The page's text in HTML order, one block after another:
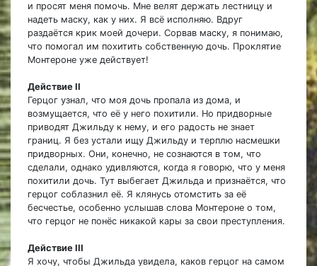
и просят меня помочь. Мне велят держать лестницу и
надеть маску, как у них. Я всё исполняю. Вдруг
раздаётся крик моей дочери. Сорвав маску, я понимаю,
что помогал им похитить собственную дочь. Проклятие
Монтероне уже действует!
Действие II
Герцог узнал, что моя дочь пропала из дома, и
возмущается, что её у него похитили. Но придворные
приводят Джильду к нему, и его радость не знает
границ. Я без устали ищу Джильду и терплю насмешки
придворных. Они, конечно, не сознаются в том, что
сделали, однако удивляются, когда я говорю, что у меня
похитили дочь. Тут выбегает Джильда и признаётся, что
герцог соблазнил её. Я клянусь отомстить за её
бесчестье, особенно услышав слова Монтероне о том,
что герцог не понёс никакой кары за свои преступления.
Действие III
Я хочу, чтобы Джильда увидела, каков герцог на самом